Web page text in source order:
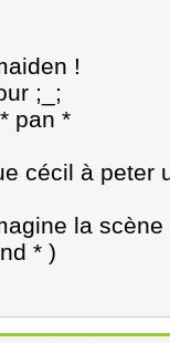
!
;_;
pan *
cécil à peter
la
* )